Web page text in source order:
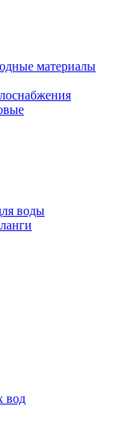
материалы
воды
вод